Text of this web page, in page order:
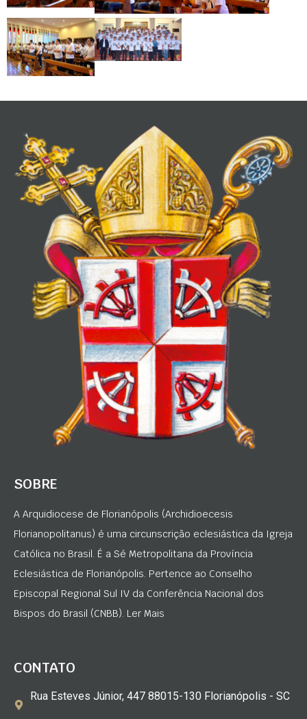
SOBRE
A Arquidiocese de Florianópolis (Archidioecesis
Florianopolitanus) é uma circunscrição eclesiástica da Igreja
Católica no Brasil. É a Sé Metropolitana da Província
Eclesiástica de Florianópolis. Pertence ao Conselho
Episcopal Regional Sul IV da Conferência Nacional dos
Bispos do Brasil (CNBB). Ler Mais
CONTATO
Rua Esteves Júnior, 447 88015-130 Florianópolis - SC